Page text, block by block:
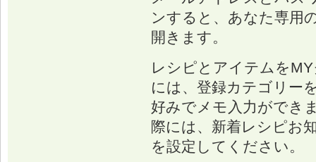
ンすると、あなた専用
開きます。
レシピとアイテムを
には、登録カテゴリー
好みでメモ入力ができ
際には、新着レシピお
を設定してください。